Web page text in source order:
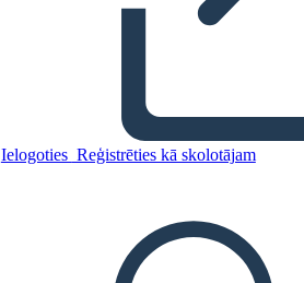
Ielogoties Reģistrēties kā skolotājam
Volta di Jan
Andrews
šo stāstu tabulu
STĀSTU SHĒMU